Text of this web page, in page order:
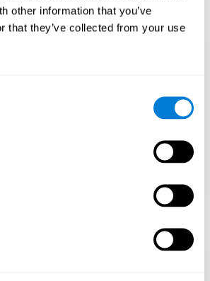
other information that you’ve
that they’ve collected from your use
desarrollo
altas capacidades pueden
con pares intelectuales y
compatibles.